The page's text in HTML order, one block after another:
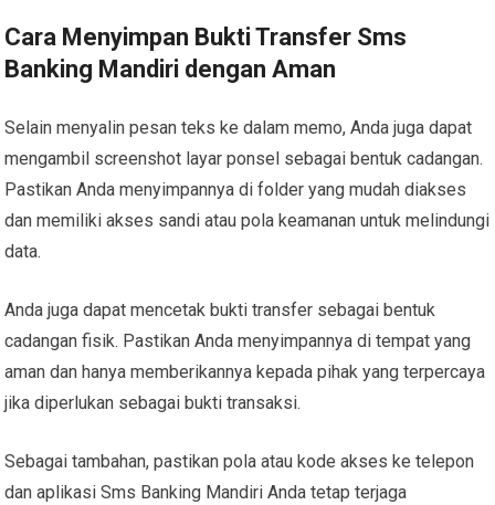
Cara Menyimpan Bukti Transfer Sms
Banking Mandiri dengan Aman
Selain menyalin pesan teks ke dalam memo, Anda juga dapat
mengambil screenshot layar ponsel sebagai bentuk cadangan.
Pastikan Anda menyimpannya di folder yang mudah diakses
dan memiliki akses sandi atau pola keamanan untuk melindungi
data.
Anda juga dapat mencetak bukti transfer sebagai bentuk
cadangan fisik. Pastikan Anda menyimpannya di tempat yang
aman dan hanya memberikannya kepada pihak yang terpercaya
jika diperlukan sebagai bukti transaksi.
Sebagai tambahan, pastikan pola atau kode akses ke telepon
dan aplikasi Sms Banking Mandiri Anda tetap terjaga